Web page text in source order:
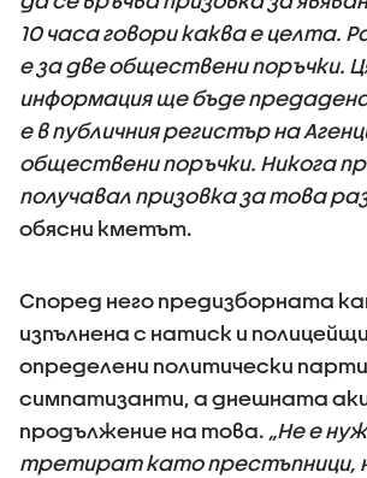
10 часа говори каква е целта.
е за две обществени поръчки.
информация ще бъде
е в публичния регистър на
обществени поръчки. Никога
получавал призовка за това
обясни кметът.
Според него предизборната
изпълнена с натиск и
определени политически
симпатизанти, а днешната
продължение на това. „Не е
третират като престъпници,